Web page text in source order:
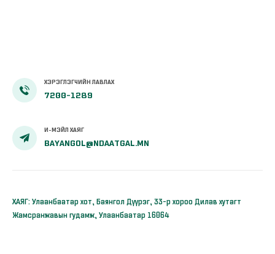
ХЭРЭГЛЭГЧИЙН ЛАВЛАХ
7200-1289
И-МЭЙЛ ХАЯГ
BAYANGOL@NDAATGAL.MN
ХАЯГ: Улаанбаатар хот, Баянгол Дүүрэг, 33-р хороо Дилав хутагт
Жамсранжавын гудамж, Улаанбаатар 16064